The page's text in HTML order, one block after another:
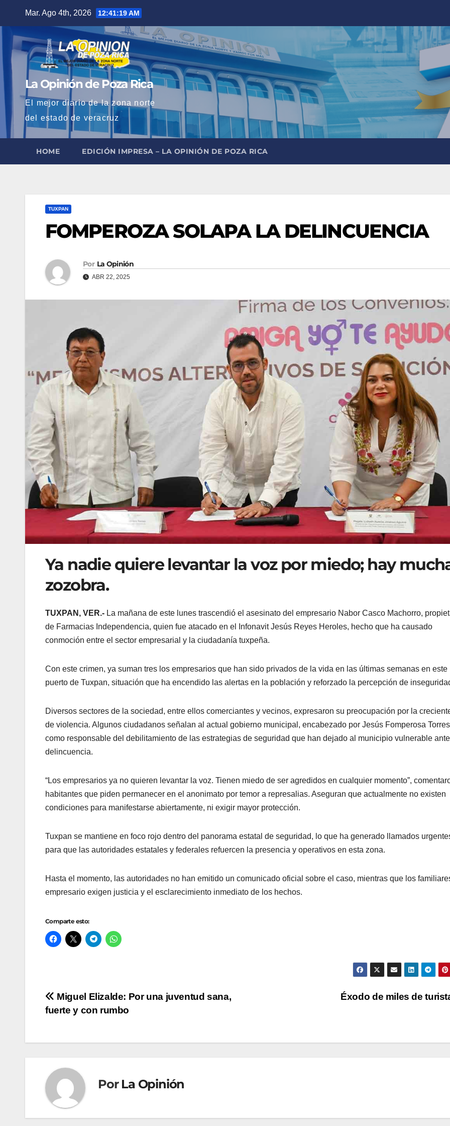
contenido
Mar. Ago 4th, 2026 12:41:20 AM
La Opinión de Poza Rica
El mejor diario de la zona norte
del estado de veracruz
HOME EDICIÓN IMPRESA – LA OPINIÓN DE POZA RICA
TUXPAN
FOMPEROZA SOLAPA LA DELINCUENCIA
Por La Opinión
ABR 22, 2025
Ya nadie quiere levantar la voz por miedo; hay
zozobra.
TUXPAN, VER.- La mañana de este lunes trascendió el asesinato del empresario Nabor Casco Machorro,
de Farmacias Independencia, quien fue atacado en el Infonavit Jesús Reyes Heroles, hecho que ha causado
conmoción entre el sector empresarial y la ciudadanía tuxpeña.
Con este crimen, ya suman tres los empresarios que han sido privados de la vida en las últimas semanas en este
puerto de Tuxpan, situación que ha encendido las alertas en la población y reforzado la percepción de
Diversos sectores de la sociedad, entre ellos comerciantes y vecinos, expresaron su preocupación por la
de violencia. Algunos ciudadanos señalan al actual gobierno municipal, encabezado por Jesús Fomperosa
como responsable del debilitamiento de las estrategias de seguridad que han dejado al municipio vulnerable
delincuencia.
“Los empresarios ya no quieren levantar la voz. Tienen miedo de ser agredidos en cualquier momento”,
habitantes que piden permanecer en el anonimato por temor a represalias. Aseguran que actualmente no existen
condiciones para manifestarse abiertamente, ni exigir mayor protección.
Tuxpan se mantiene en foco rojo dentro del panorama estatal de seguridad, lo que ha generado llamados
para que las autoridades estatales y federales refuercen la presencia y operativos en esta zona.
Hasta el momento, las autoridades no han emitido un comunicado oficial sobre el caso, mientras que los
empresario exigen justicia y el esclarecimiento inmediato de los hechos.
Comparte esto:
Navegación
entradas
Éxodo de miles de
Miguel Elizalde: Por una juventud sana,
fuerte y con rumbo
Por La Opinión